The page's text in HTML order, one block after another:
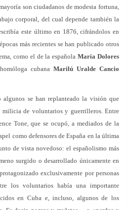
son ciudadanos de modesta fortuna,
corporal, del cual depende también la
este último en 1876, cifrándolos en
más recientes se han publicado otros
como el de la españolaMaría Dolores
cubanaMarilú Uralde Cancio
algunos se han replanteado la visión que
milicia de voluntarios y guerrilleros. Entre
Tone, que se ocupó, a mediados de la
como defensores de España en la última
de vista novedoso: el españolismo más
surgido o desarrollado únicamente en
exclusivamente por personas
los voluntarios había una importante
en Cuba e, incluso, algunos de los